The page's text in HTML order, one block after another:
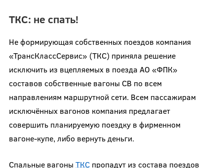
ТКС: не спать!
Не формирующая собственных поездов компания
«ТрансКлассСервис» (ТКС) приняла решение
исключить из вцепляемых в поезда АО «ФПК»
составов собственные вагоны СВ по всем
направлениям маршрутной сети. Всем пассажирам
исключённых вагонов компания предлагает
совершить планируемую поездку в фирменном
вагоне-купе, либо вернуть деньги.
Спальные вагоны ТКСпропадут из состава поездов